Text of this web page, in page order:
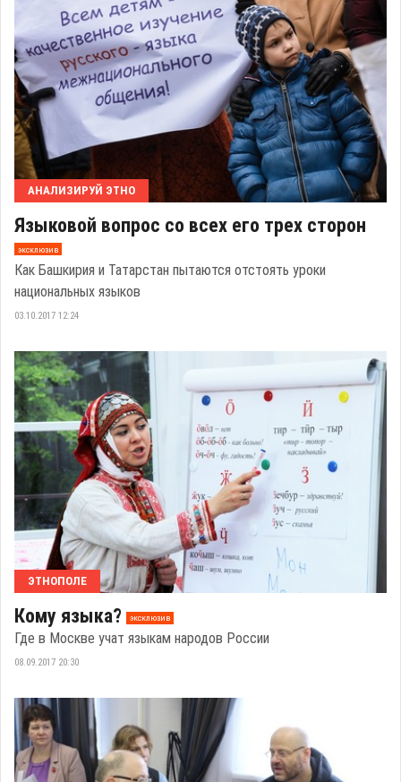
АНАЛИЗИРУЙ ЭТНО
Языковой вопрос со всех его трех сторон
эксклюзив
Как Башкирия и Татарстан пытаются отстоять уроки
национальных языков
03.10.2017 12:24
ЭТНОПОЛЕ
Кому языка? эксклюзив
Где в Москве учат языкам народов России
08.09.2017 20:30